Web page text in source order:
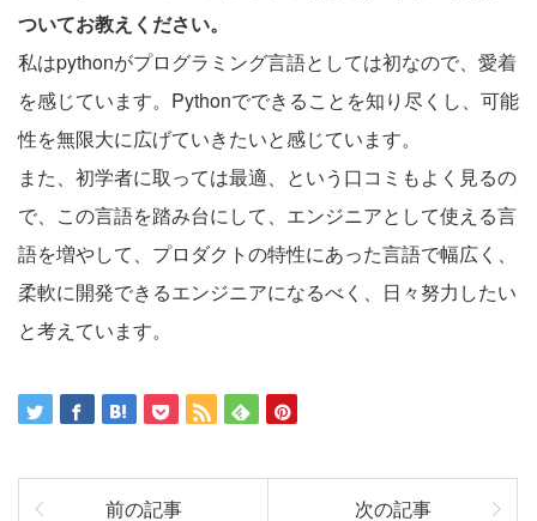
ついてお教えください。
私はpythonがプログラミング言語としては初なので、愛着
を感じています。Pythonでできることを知り尽くし、可能
性を無限大に広げていきたいと感じています。
また、初学者に取っては最適、という口コミもよく見るの
で、この言語を踏み台にして、エンジニアとして使える言
語を増やして、プロダクトの特性にあった言語で幅広く、
柔軟に開発できるエンジニアになるべく、日々努力したい
と考えています。
前の記事 次の記事